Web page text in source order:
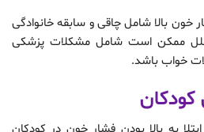
خون بالا شامل چاقی و سابقه خانوادگی
ممکن است شامل مشکلات پزشکی
خواب باشد.
کودکان